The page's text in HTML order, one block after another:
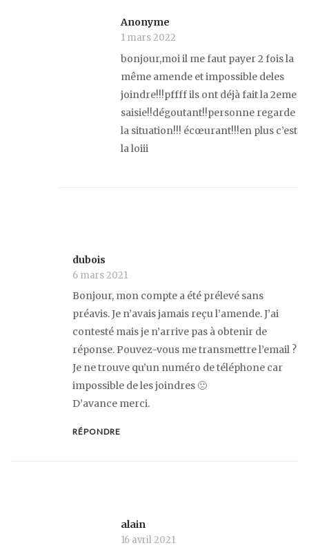
Anonyme
1 mars 2022
bonjour,moi il me faut payer 2 fois la
même amende et impossible deles
joindre!!!pffff ils ont déjà fait la 2eme
saisie!!dégoutant!!personne regarde
la situation!!! écœurant!!!en plus c’est
la loiii
dubois
6 mars 2021
Bonjour, mon compte a été prélevé sans
préavis. Je n’avais jamais reçu l’amende. J’ai
contesté mais je n’arrive pas à obtenir de
réponse. Pouvez-vous me transmettre l’email ?
Je ne trouve qu’un numéro de téléphone car
impossible de les joindres 🙁
D’avance merci.
RÉPONDRE
alain
16 avril 2021